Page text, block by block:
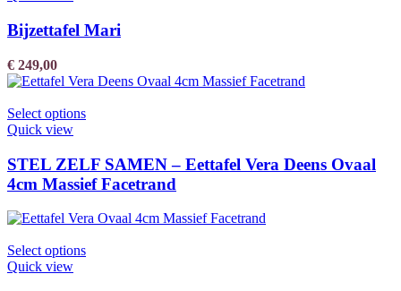
Bijzettafel Mari
€ 249,00
Select options
Quick view
STEL ZELF SAMEN – Eettafel Vera Deens Ovaal
4cm Massief Facetrand
Select options
Quick view